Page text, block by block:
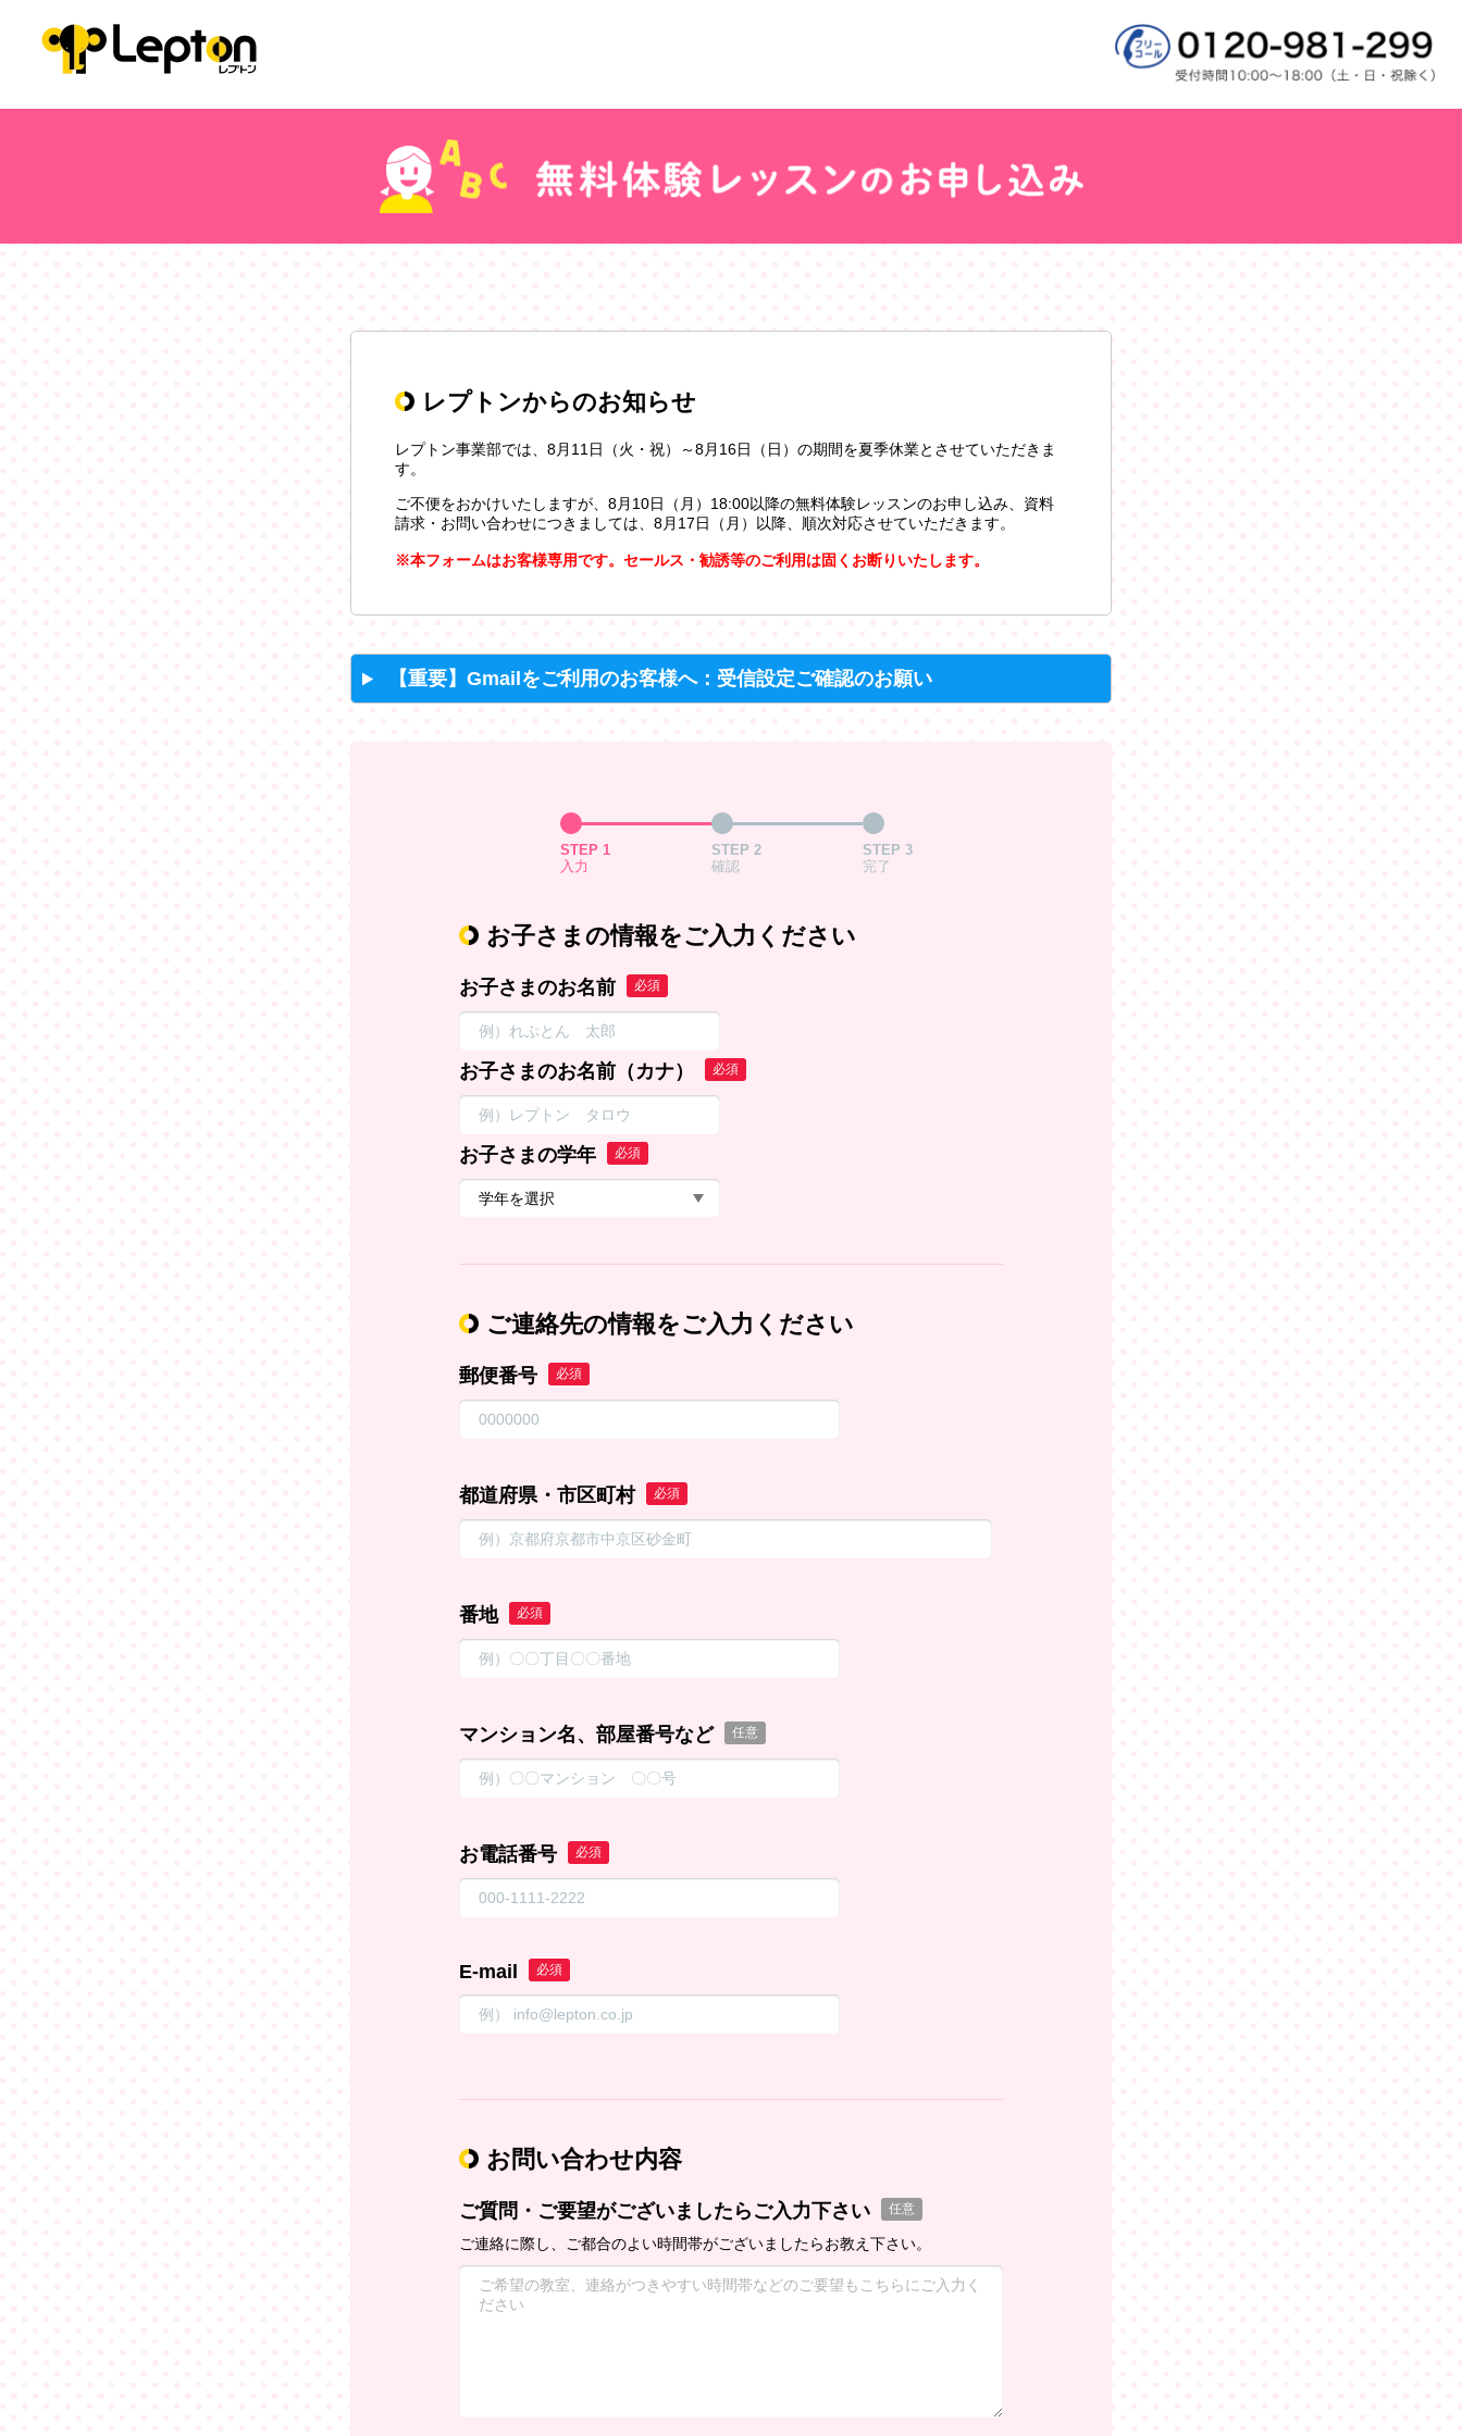
レプトンからのお知らせ
レプトン事業部では、8月11日（火・祝）～8月16日（日）の期間を夏季休業とさせていただきま
す。
ご不便をおかけいたしますが、8月10日（月）18:00以降の無料体験レッスンのお申し込み、資料
請求・お問い合わせにつきましては、8月17日（月）以降、順次対応させていただきます。
※本フォームはお客様専用です。セールス・勧誘等のご利用は固くお断りいたします。
【重要】Gmailをご利用のお客様へ：受信設定ご確認のお願い
STEP 1
入力
STEP 2
確認
STEP 3
完了
お子さまの情報をご入力ください
お子さまのお名前 必須
お子さまのお名前（カナ） 必須
お子さまの学年 必須
ご連絡先の情報をご入力ください
郵便番号 必須
都道府県・市区町村 必須
番地 必須
マンション名、部屋番号など 任意
お電話番号 必須
E-mail 必須
お問い合わせ内容
ご質問・ご要望がございましたらご入力下さい 任意
ご連絡に際し、ご都合のよい時間帯がございましたらお教え下さい。